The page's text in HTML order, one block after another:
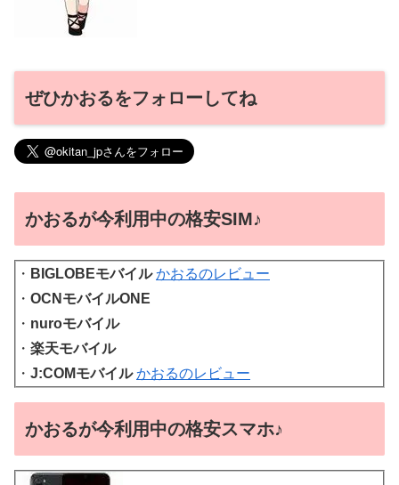
ぜひかおるをフォローしてね
かおるが今利用中の格安SIM♪
・ BIGLOBEモバイル かおるのレビュー
・ OCNモバイルONE
・ nuroモバイル
・ 楽天モバイル
・ J:COMモバイル かおるのレビュー
かおるが今利用中の格安スマホ♪